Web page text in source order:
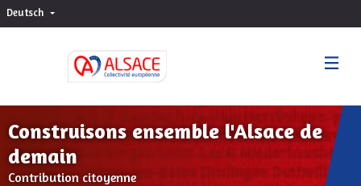
Deutsch Choisir la langue
Construisons ensemble l'Alsace de
demain
Contribution citoyenne